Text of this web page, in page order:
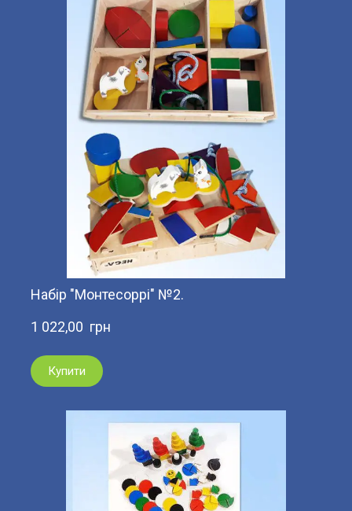
Набір "Монтесоррі" №2.
1 022,00  грн
Купити